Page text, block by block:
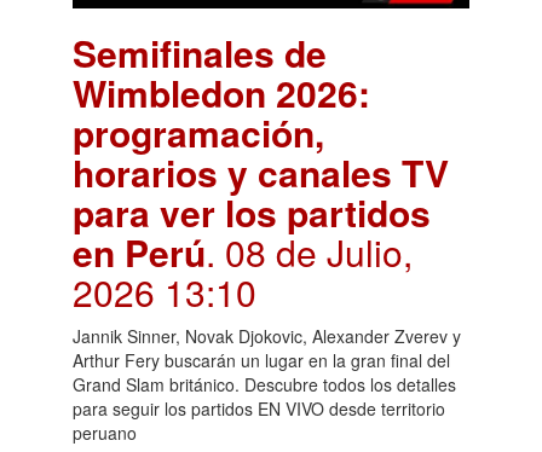
Semifinales de
Wimbledon 2026:
programación,
horarios y canales TV
para ver los partidos
en Perú. 08 de Julio,
2026 13:10
Jannik Sinner, Novak Djokovic, Alexander Zverev y
Arthur Fery buscarán un lugar en la gran final del
Grand Slam británico. Descubre todos los detalles
para seguir los partidos EN VIVO desde territorio
peruano